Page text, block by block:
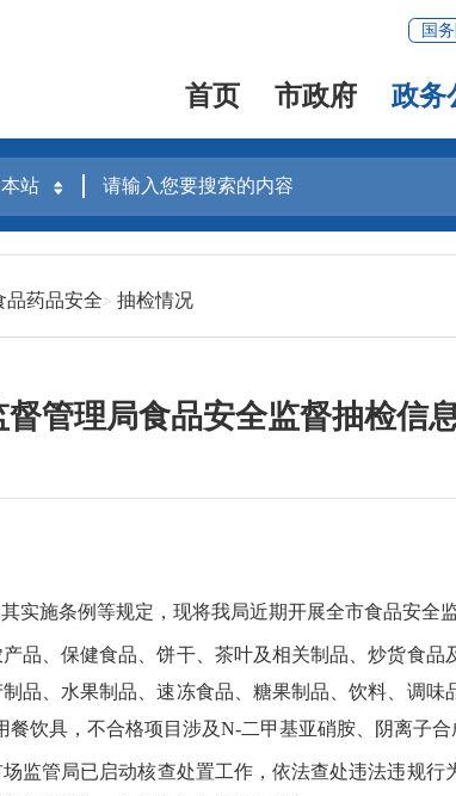
国
首页 市政府 政务
品药品安全 抽检情况
管理局食品安全监督抽检信
施条例等规定，现将我局近期开展全市食品安全监
品、保健食品、饼干、茶叶及相关制品、炒货食
品、水果制品、速冻食品、糖果制品、饮料、调味
餐饮具，不合格项目涉及N-二甲基亚硝胺、 阴离子
监管局已 启动核查处置工作，依法查处违法违规行